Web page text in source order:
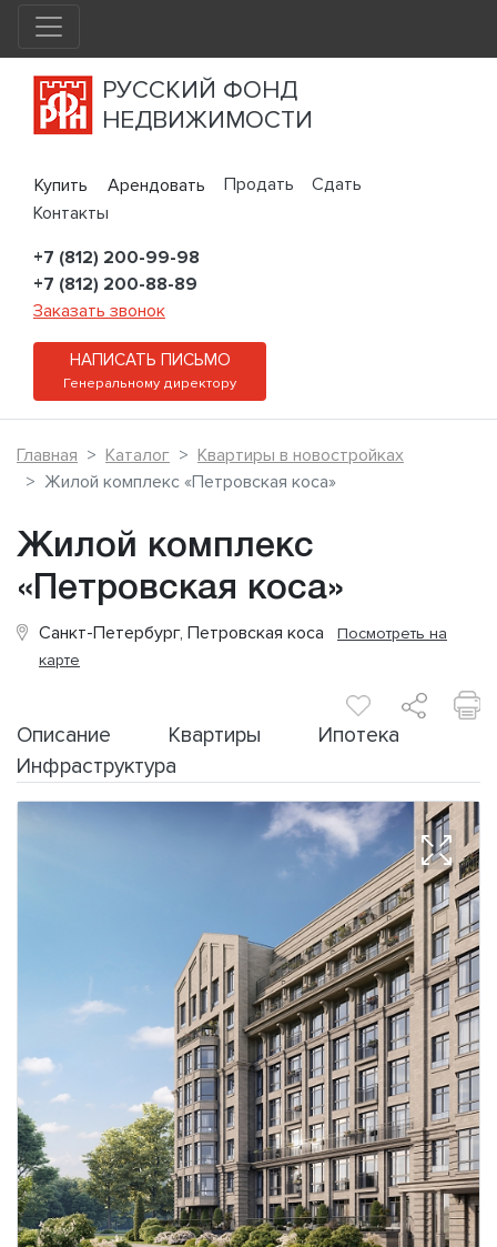
РУССКИЙ ФОНД
НЕДВИЖИМОСТИ
Купить Арендовать Продать
Сдать
Контакты
+7 (812) 200-99-98
+7 (812) 200-88-89
Заказать звонок
НАПИСАТЬ ПИСЬМО
Генеральному директору
Главная Каталог
Квартиры в новостройках
Жилой комплекс «Петровская коса»
Жилой комплекс
«Петровская коса»
Санкт-Петербург, Петровская коса Посмотреть на
карте
Описание Квартиры
Ипотека
Инфраструктура